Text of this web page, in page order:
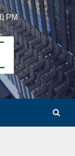
PM